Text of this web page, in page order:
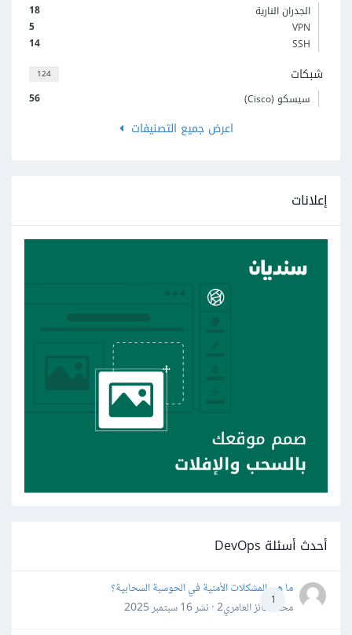
18
الجدران النارية
5
VPN
14
SSH
124 شبكات
56 سيسكو (Cisco)
اعرض جميع التصنيفات
إعلانات
أحدث أسئلة DevOps
1
ما هي المشكلات الأمنية في الحوسبة السحابية؟
محمد فائز العامري2 · نشر
16 سبتمبر 2025